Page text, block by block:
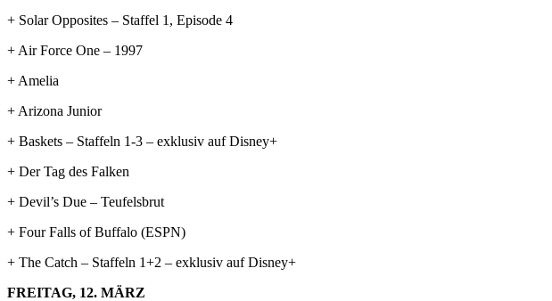
+ Solar Opposites – Staffel 1, Episode 4
+ Air Force One – 1997
+ Amelia
+ Arizona Junior
+ Baskets – Staffeln 1-3 – exklusiv auf Disney+
+ Der Tag des Falken
+ Devil’s Due – Teufelsbrut
+ Four Falls of Buffalo (ESPN)
+ The Catch – Staffeln 1+2 – exklusiv auf Disney+
FREITAG, 12. MÄRZ